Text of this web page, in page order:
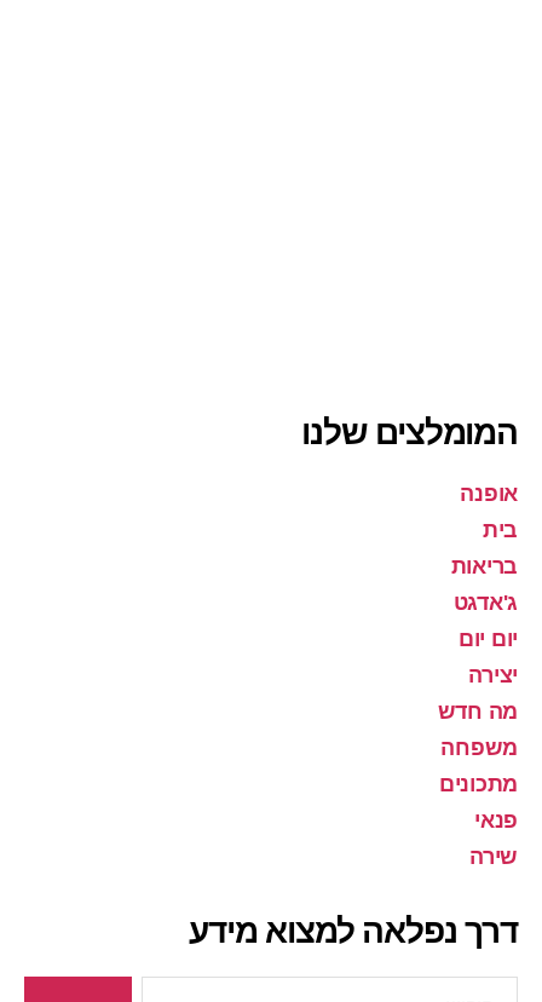
המומלצים שלנו
אופנה
בית
בריאות
ג'אדגט
יום יום
יצירה
מה חדש
משפחה
מתכונים
פנאי
שירה
דרך נפלאה למצוא מידע